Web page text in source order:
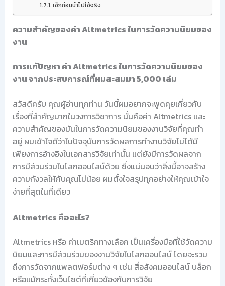
เช็กก่อนนำไปใช้จริง
ความสำคัญของค่า Altmetrics ในการวัดความนิยมของ
งาน
การแก้ปัญหา ค่า Altmetrics ในการวัดความนิยมของ
งาน จากประสบการณ์ที่ผมสะสมมา 5,000 เล่ม
สวัสดีครับ คุณผู้อ่านทุกท่าน วันนี้ผมอยากจะพูดคุยเกี่ยวกับ
เรื่องที่สำคัญมากในวงการวิชาการ นั่นคือค่า Altmetrics และ
ความสำคัญของมันในการวัดความนิยมของงานวิจัยที่คุณทำ
อยู่ ผมเข้าใจดีว่าในปัจจุบันการวัดผลการทำงานวิจัยไม่ได้มี
เพียงการอ้างอิงในเอกสารวิจัยเท่านั้น แต่ยังมีการวัดผลจาก
การมีส่วนร่วมในโลกออนไลน์ด้วย ซึ่งแน่นอนว่าสิ่งนี้อาจสร้าง
ความกังวลให้กับคุณไม่น้อย ผมตั้งใจสรุปทุกอย่างให้คุณเข้าใจ
ง่ายที่สุดในที่เดียว
Altmetrics คืออะไร?
Altmetrics หรือ ค่าเมตริกทางเลือก เป็นเครื่องมือที่ใช้วัดความ
นิยมและการมีส่วนร่วมของงานวิจัยในโลกออนไลน์ โดยจะรวม
ถึงการวัดจากแพลตฟอร์มต่าง ๆ เช่น สื่อสังคมออนไลน์ บล็อก
หรือแม้กระทั่งเว็บไซต์ที่เกี่ยวข้องกับการวิจัย